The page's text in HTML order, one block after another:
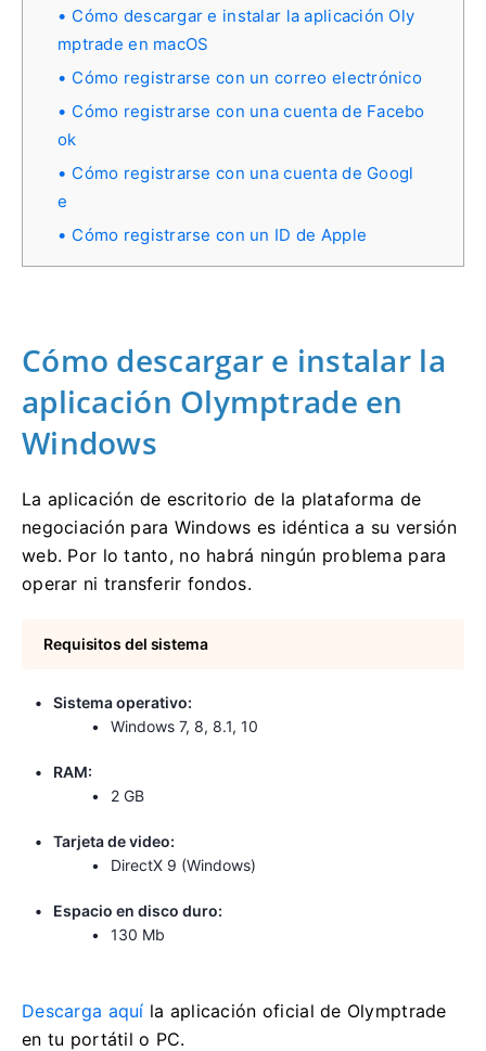
Cómo descargar e instalar la aplicación Oly
mptrade en macOS
Cómo registrarse con un correo electrónico
Cómo registrarse con una cuenta de Facebo
ok
Cómo registrarse con una cuenta de Googl
e
Cómo registrarse con un ID de Apple
Cómo descargar e instalar la
aplicación Olymptrade en
Windows
La aplicación de escritorio de la plataforma de
negociación para Windows es idéntica a su versión
web. Por lo tanto, no habrá ningún problema para
operar ni transferir fondos.
Requisitos del sistema
Sistema operativo:
Windows 7, 8, 8.1, 10
RAM:
2 GB
Tarjeta de video:
DirectX 9 (Windows)
Espacio en disco duro:
130 Mb
Descarga aquí la aplicación oficial de Olymptrade
en tu portátil o PC.